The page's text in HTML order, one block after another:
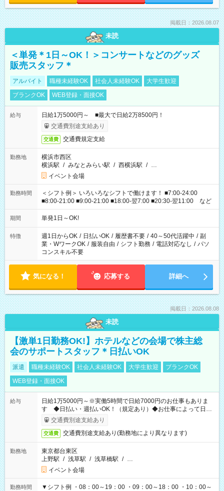
掲載日：2026.08.07
未読
＜単発＊1日～OK！＞コンサートなどのグッズ
販売スタッフ＊
アルバイト 職種未経験OK 社会人未経験OK
大学生歓迎
ブランクOK
WEB登録・面接OK
給与
日給1万5000円～ ■最大で日給2万8500円！
交通費別途支給あり
交通費 交通費規定支給
勤務地
横浜市西区
横浜駅 / みなとみらい駅 / 西横浜駅 / …
イベント会場
勤務時間
＜シフト例＞ いろいろなシフトで働けます！ ■7:00-24:00
■8:00-21:00 ■9:00-21:00 ■18:00-翌7:00 ■20:30-翌11:00 など
期間 単発1日～OK!
特徴 週1日からOK / 日払いOK / 履歴書不要 / 40～50代活躍中 / 副
業・WワークOK / 服装自由 / シフト勤務 / 電話対応なし / パソ
コンスキル不要
気になる！ 応募する 詳細へ
掲載日：2026.08.08
未読
【激単1日勤務OK!】ホテルなどの会場で株主総
会のサポートスタッフ＊日払いOK
派遣 職種未経験OK 社会人未経験OK 大学生歓迎
ブランクOK
WEB登録・面接OK
給与
日給1万5000円～※実働5時間で日給7000円のお仕事もありま
す ◆日払い・週払いOK！（規定あり）◆お仕事によって日給
も異なります
交通費別途支給あり
交通費 交通費別途支給あり(勤務地により異なります)
勤務地
東京都台東区
上野駅 / 浅草駅 / 浅草橋駅 / …
イベント会場
勤務時間
▼シフト例 ・08：00～19：00 ・09：00～18：00 ・10：00～